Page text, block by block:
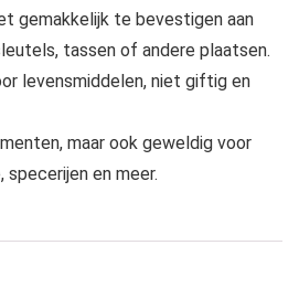
gemakkelijk te bevestigen aan
tassen of andere plaatsen.
levensmiddelen, niet giftig en
maar ook geweldig voor
specerijen en meer.